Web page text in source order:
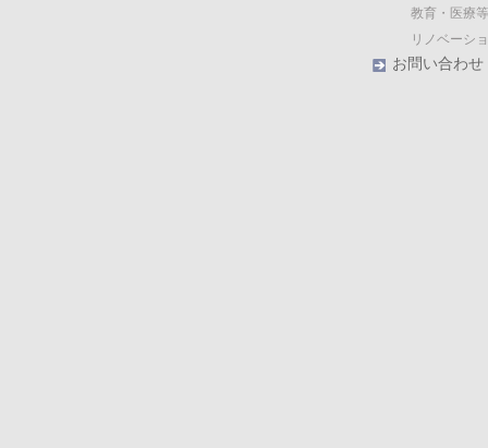
教育・医療
リノベーシ
お問い合わ